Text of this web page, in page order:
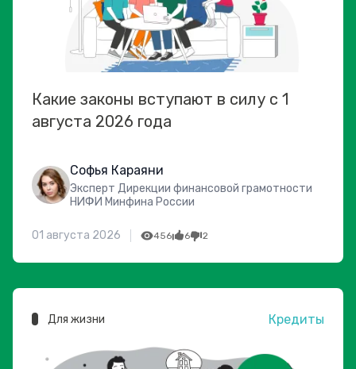
Какие законы вступают в силу с 1
августа 2026 года
Софья Караяни
Эксперт Дирекции финансовой грамотности
НИФИ Минфина России
01 августа 2026 456 6 2
Для жизни Кредиты